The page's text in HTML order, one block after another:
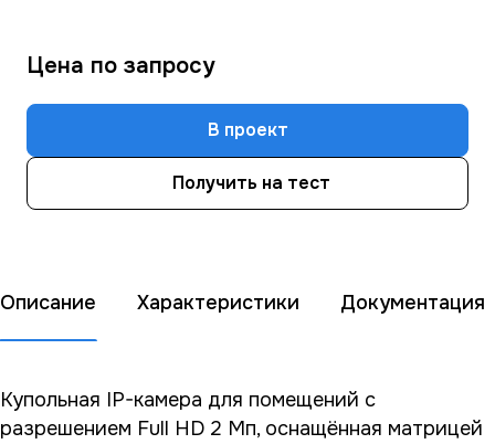
Цена по запросу
В проект
Получить на тест
Описание Характеристики Документация
Купольная IP-камера для помещений с
разрешением Full HD 2 Мп, оснащённая матрицей